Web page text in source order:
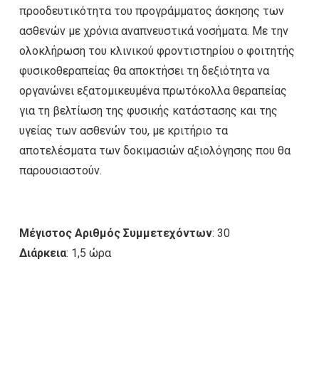
προοδευτικότητα του προγράμματος άσκησης των
ασθενών με χρόνια αναπνευστικά νοσήματα. Με την
ολοκλήρωση του κλινικού φροντιστηρίου ο φοιτητής
φυσικοθεραπείας θα αποκτήσει τη δεξιότητα να
οργανώνει εξατομικευμένα πρωτόκολλα θεραπείας
για τη βελτίωση της φυσικής κατάστασης και της
υγείας των ασθενών του, με κριτήριο τα
αποτελέσματα των δοκιμασιών αξιολόγησης που θα
παρουσιαστούν.
Μέγιστος Αριθμός Συμμετεχόντων: 30
Διάρκεια: 1,5 ώρα